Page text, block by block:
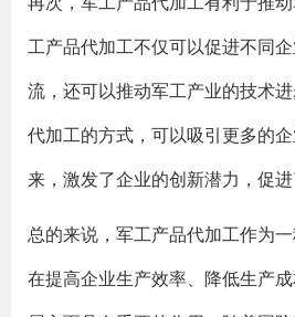
工产品代加工不仅可以促进不同
流，还可以推动军工产业的技术
代加工的方式，可以吸引更多的
来，激发了企业的创新潜力，促进
总的来说，军工产品代加工作为
在提高企业生产效率、降低生产